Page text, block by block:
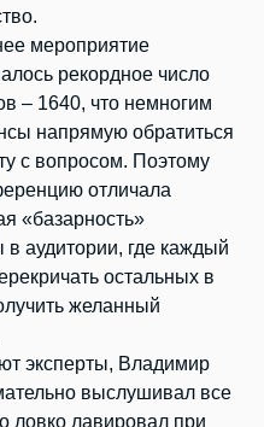
мероприятие
рекордное число
– 1640, что немногим
напрямую обратиться
с вопросом. Поэтому
отличала
«базарность»
аудитории, где каждый
остальных в
желанный
эксперты, Владимир
выслушивал все
ловко лавировал при